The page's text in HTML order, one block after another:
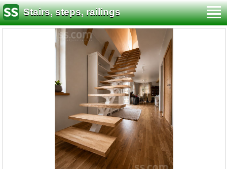
Stairs, steps, railings